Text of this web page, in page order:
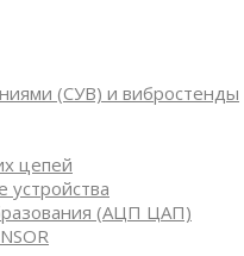
(СУВ) и вибростенды
цепей
устройства
(АЦП ЦАП)